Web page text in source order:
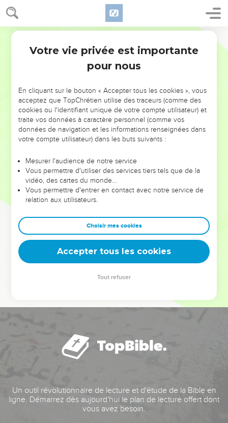
NE MANQUEZ PAS L’ÉVÉNEMENT
DE L’ANNÉE !
ET SI LEURS ERREURS POUVAIENT VOUS ÉVITER LES
VOTRES ?
leur foi ou leur vision. Mais on voit moins les doutes, les erreurs
et les saisons difficiles qu'ils ont traversés, alors même que ce
sont elles qui les ont façonnés.
Dans cette conférence, leaders, entrepreneurs, et responsables
clés pour avancer avec plus de sagesse afin que leurs erreurs
deviennent vos tremplins. Que vous guidiez un ministère, une
équipe, un groupe ou une famille, leur expérience est faite
Un outil révolutionnaire de lecture et d'étude de la Bible en
ligne. Démarrez dès aujourd'hui le plan de lecture offert dont
vous avez besoin.
Votre vie privée est importante
pour nous
En cliquant sur le bouton « Accepter tous les cookies », vous
acceptez que TopChrétien utilise des traceurs (comme des
cookies ou l'identifiant unique de votre compte utilisateur) et
traite vos données à caractère personnel (comme vos
données de navigation et les informations renseignées dans
votre compte utilisateur) dans les buts suivants :
Mesurer l'audience de notre service
Vous permettre d'utiliser des services tiers tels que de la
vidéo, des cartes du monde…
Vous permettre d'entrer en contact avec notre service de
relation aux utilisateurs.
Choisir mes cookies
Accepter tous les cookies
Tout refuser